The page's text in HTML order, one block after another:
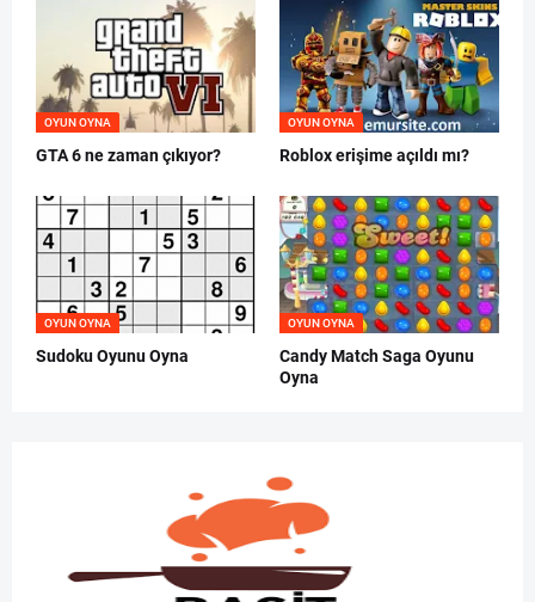
OYUN OYNA
GTA 6 ne zaman çıkıyor?
OYUN OYNA
Roblox erişime açıldı mı?
OYUN OYNA
Sudoku Oyunu Oyna
OYUN OYNA
Candy Match Saga Oyunu
Oyna